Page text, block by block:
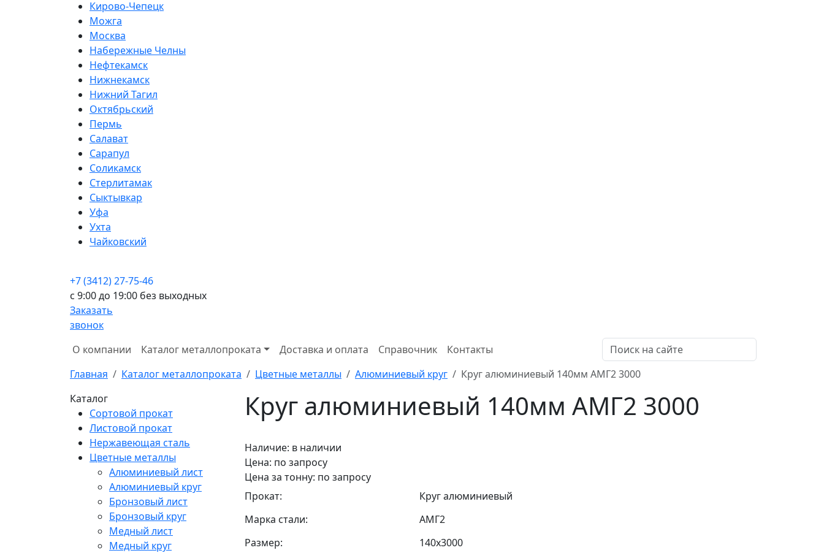
Кирово-Чепецк
Можга
Москва
Набережные Челны
Нефтекамск
Нижнекамск
Нижний Тагил
Октябрьский
Пермь
Салават
Сарапул
Соликамск
Стерлитамак
Сыктывкар
Уфа
Ухта
Чайковский
+7 (3412) 27-75-46
c 9:00 до 19:00 без выходных
Заказать
звонок
О компании
Каталог металлопроката Доставка и оплата Справочник
Контакты
Главная
Каталог металлопроката Цветные металлы Алюминиевый круг
Круг алюминиевый 140мм АМГ2 3000
Каталог
Сортовой прокат
Листовой прокат
Нержавеющая сталь
Цветные металлы
Алюминиевый лист
Алюминиевый круг
Бронзовый лист
Бронзовый круг
Медный лист
Медный круг
Круг алюминиевый 140мм АМГ2 3000
Наличие: в наличии
Цена: по запросу
Цена за тонну: по запросу
Прокат:
Круг алюминиевый
Марка стали:
АМГ2
Размер:
140х3000